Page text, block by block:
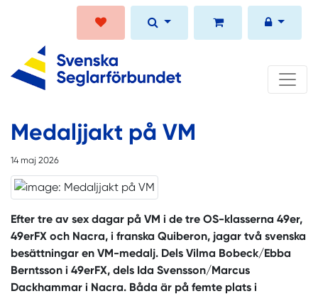
Medaljjakt på VM
14 maj 2026
Efter tre av sex dagar på VM i de tre OS-klasserna 49er,
49erFX och Nacra, i franska Quiberon, jagar två svenska
besättningar en VM-medalj. Dels Vilma Bobeck/Ebba
Berntsson i 49erFX, dels Ida Svensson/Marcus
Dackhammar i Nacra. Båda är på femte plats i